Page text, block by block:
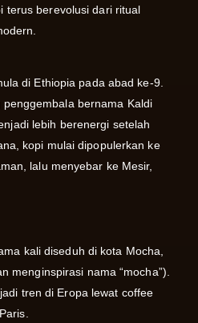
terus berevolusi dari ritual
di Ethiopia pada abad ke-9.
bernama Kaldi
lebih berenergi setelah
kopi mulai dipopulerkan ke
lalu menyebar ke Mesir,
kali diseduh di kota Mocha,
menginspirasi nama “mocha”).
tren di Eropa lewat coffee